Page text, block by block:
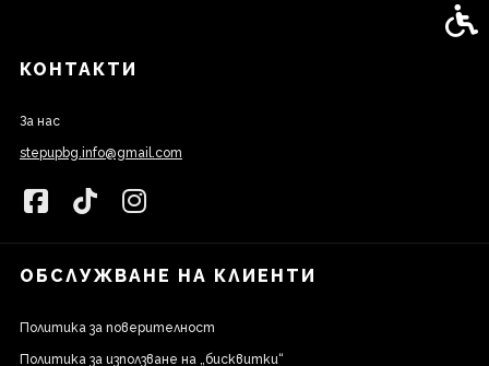
КОНТАКТИ
За нас
stepupbg.info@gmail.com
ОБСЛУЖВАНЕ НА КЛИЕНТИ
Политика за поверителност
Политика за използване на „бисквитки“